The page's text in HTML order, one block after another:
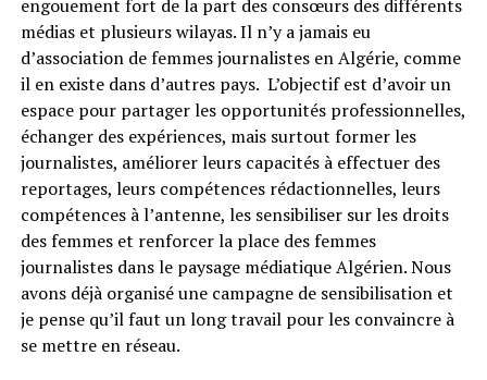
engouement fort de la part des consœurs des différents
médias et plusieurs wilayas. Il n’y a jamais eu
d’association de femmes journalistes en Algérie, comme
il en existe dans d’autres pays. L’objectif est d’avoir un
espace pour partager les opportunités professionnelles,
échanger des expériences, mais surtout former les
journalistes, améliorer leurs capacités à effectuer des
reportages, leurs compétences rédactionnelles, leurs
compétences à l’antenne, les sensibiliser sur les droits
des femmes et renforcer la place des femmes
journalistes dans le paysage médiatique Algérien. Nous
avons déjà organisé une campagne de sensibilisation et
je pense qu’il faut un long travail pour les convaincre à
se mettre en réseau.